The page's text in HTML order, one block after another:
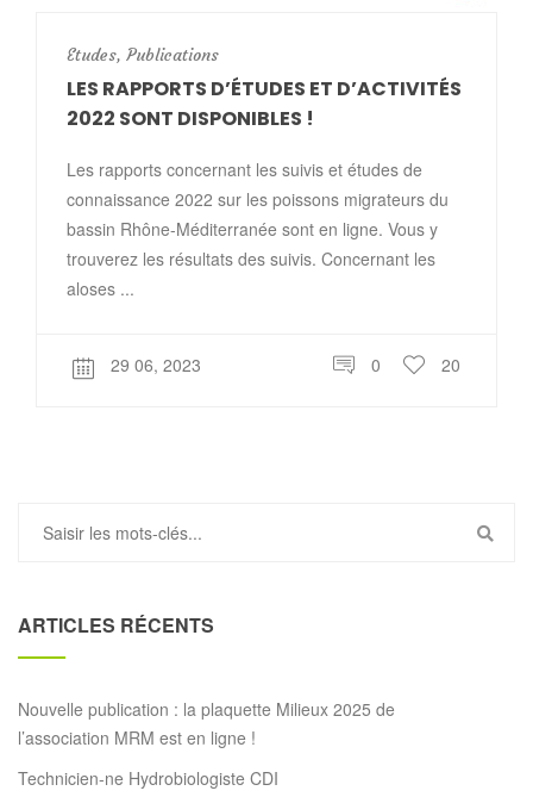
Etudes, Publications
LES RAPPORTS D’ÉTUDES ET D’ACTIVITÉS
2022 SONT DISPONIBLES !
Les rapports concernant les suivis et études de
connaissance 2022 sur les poissons migrateurs du
bassin Rhône-Méditerranée sont en ligne. Vous y
trouverez les résultats des suivis. Concernant les
aloses ...
29 06, 2023 0 20
ARTICLES RÉCENTS
Nouvelle publication : la plaquette Milieux 2025 de
l’association MRM est en ligne !
Technicien-ne Hydrobiologiste CDI